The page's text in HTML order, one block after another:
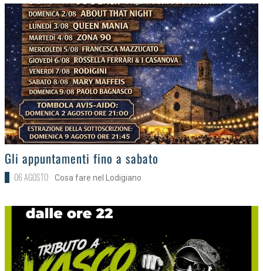
>
Gli appuntamenti fino a sabato
06 AGOSTO Cosa fare nel Lodigiano